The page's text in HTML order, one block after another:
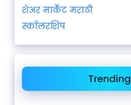
शेअर मार्केट मराठी
स्कॉलरशिप
Trending